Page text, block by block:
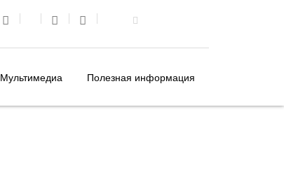
Мультимедиа Полезная информация